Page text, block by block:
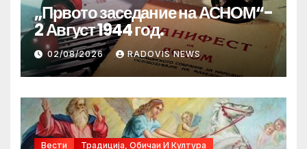
„Првото заседание на АСНОМ“-
2 Август 1944 год.
02/08/2026 RADOVIS NEWS
Вести Традиција, Обичаи И Култура